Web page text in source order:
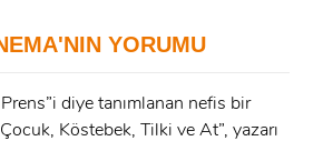
YORUMU
diye tanımlanan nefis bir
Köstebek, Tilki ve At”, yazarı